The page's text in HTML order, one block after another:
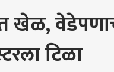
खेळ,
टिळा